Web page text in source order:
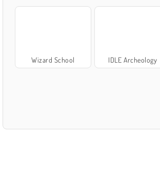
Wizard School IDLE Archeology